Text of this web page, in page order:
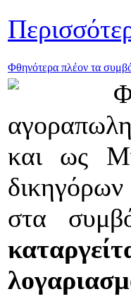
Φθηνότερα πλέον τα
και ως
στα